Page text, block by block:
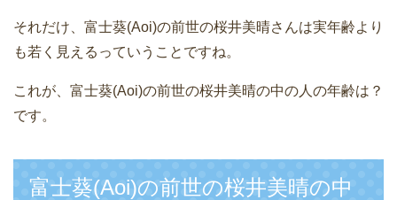
それだけ、富士葵(Aoi)の前世の桜井美晴さんは実年齢より
も若く見えるっていうことですね。
これが、富士葵(Aoi)の前世の桜井美晴の中の人の年齢は？
です。
富士葵(Aoi)の前世の桜井美晴の中